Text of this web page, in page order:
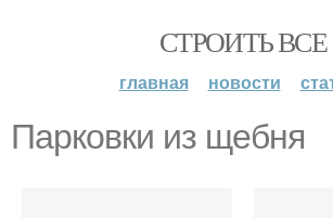
СТРОИТЬ ВСЕ
главная новости
Парковки из щебня